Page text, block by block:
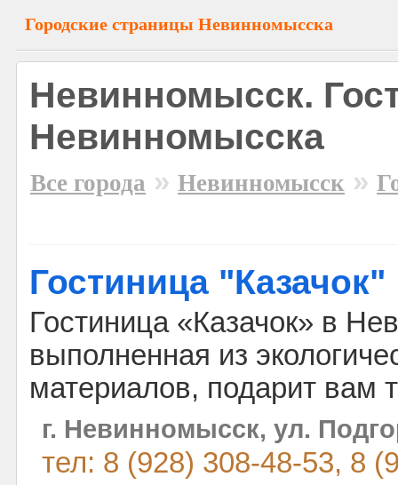
Городские страницы Невинномысска
Невинномысск.
Невинномысска
Все города » Невинномысск »
Гостиница "Казачок"
Гостиница «Казачок» в
выполненная из
материалов, подарит вам
г. Невинномысск, ул.
тел: 8 (928) 308-48-53, 8